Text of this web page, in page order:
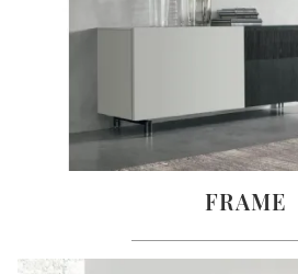
FRAME